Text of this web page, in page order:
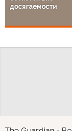
досягаемости